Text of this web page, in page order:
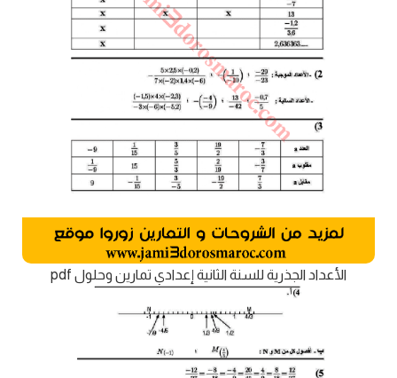
الأعداد الجذرية للسنة الثانية إعدادي تمارين وحلول pdf